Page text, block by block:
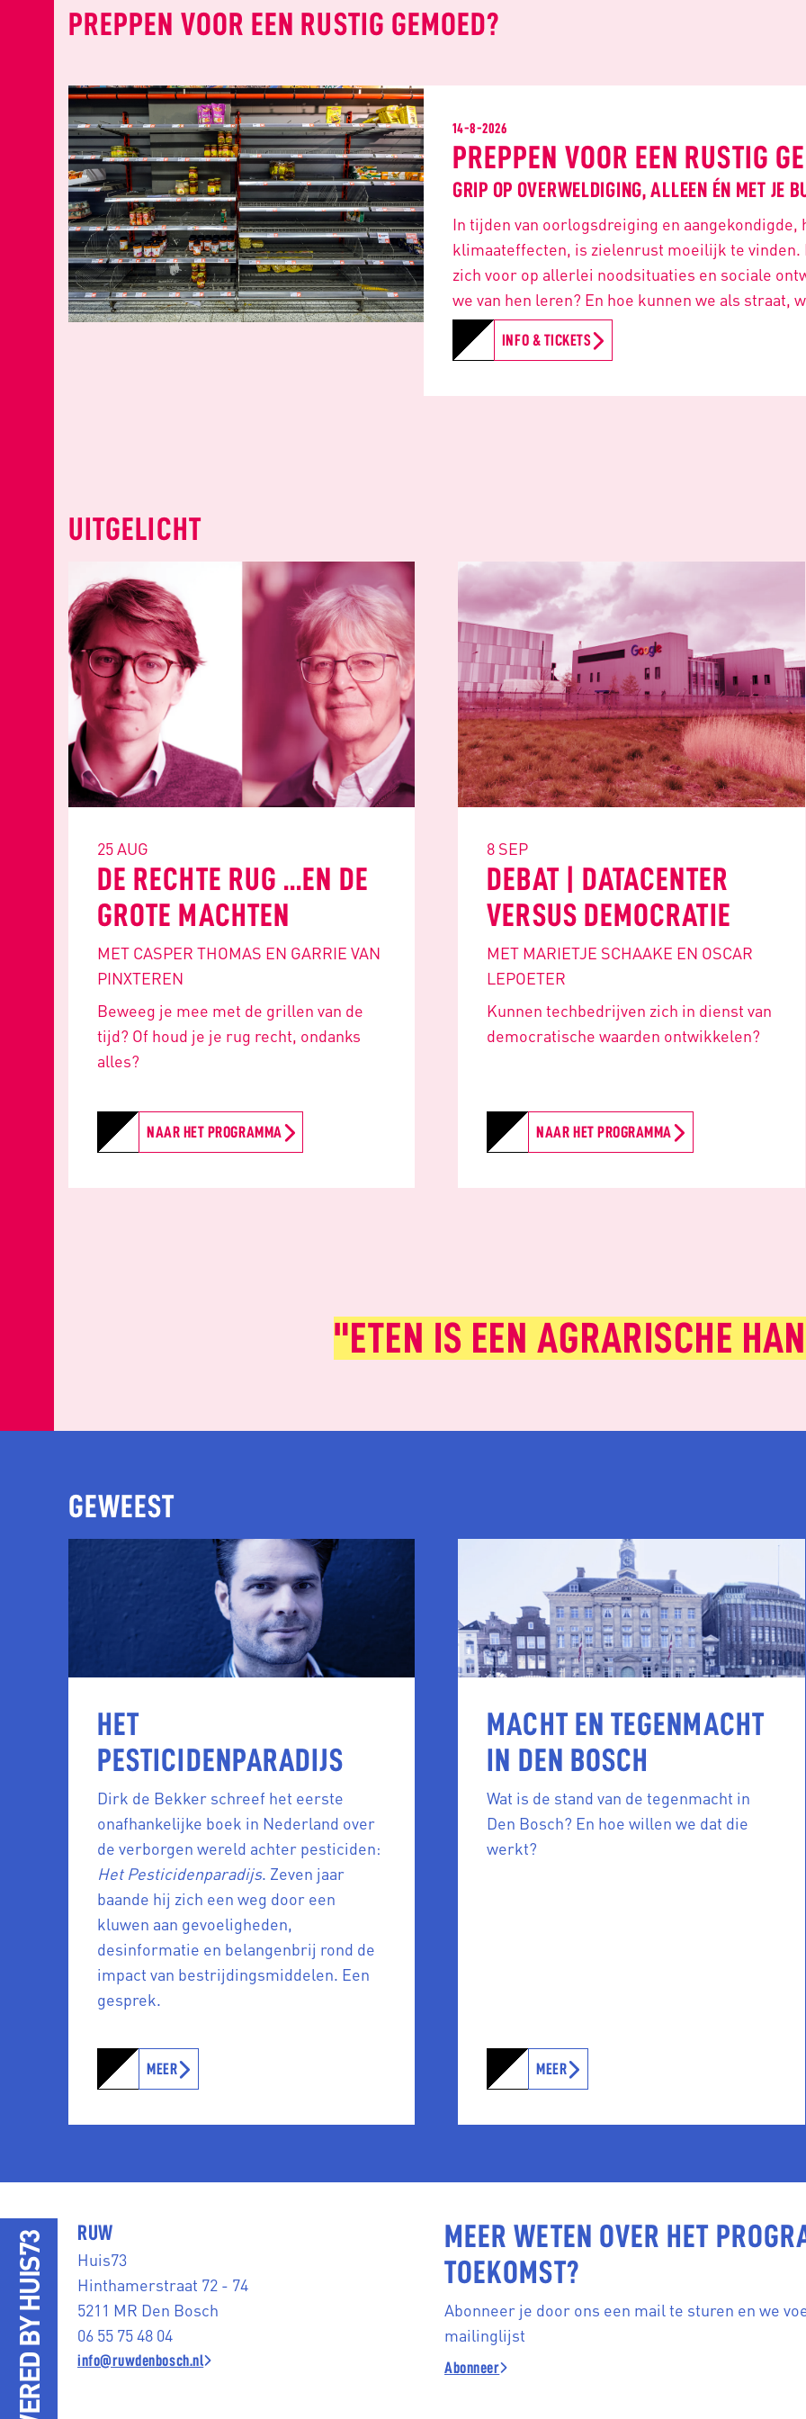
PREPPEN VOOR EEN RUSTIG GEMOED?
14-8-2026
PREPPEN VOOR EEN RUSTIG
GRIP OP OVERWELDIGING, ALLEEN ÉN MET JE
In tijden van oorlogsdreiging en aangekondigde,
klimaateffecten, is zielenrust moeilijk te vinden.
zich voor op allerlei noodsituaties en sociale
we van hen leren? En hoe kunnen we als straat,
INFO & TICKETS
UITGELICHT
25 AUG
DE RECHTE RUG ...EN DE
GROTE MACHTEN
MET CASPER THOMAS EN GARRIE VAN
PINXTEREN
Beweeg je mee met de grillen van de
tijd? Of houd je je rug recht, ondanks
alles?
NAAR HET PROGRAMMA
8 SEP
DEBAT | DATACENTER
VERSUS DEMOCRATIE
MET MARIETJE SCHAAKE EN OSCAR
LEPOETER
Kunnen techbedrijven zich in dienst van
democratische waarden ontwikkelen?
NAAR HET PROGRAMMA
"ETEN IS EEN AGRARISCHE
GEWEEST
HET
PESTICIDENPARADIJS
Dirk de Bekker schreef het eerste
onafhankelijke boek in Nederland over
de verborgen wereld achter pesticiden:
Het Pesticidenparadijs. Zeven jaar
baande hij zich een weg door een
kluwen aan gevoeligheden,
desinformatie en belangenbrij rond de
impact van bestrijdingsmiddelen. Een
gesprek.
MEER
MACHT EN TEGENMACHT
IN DEN BOSCH
Wat is de stand van de tegenmacht in
Den Bosch? En hoe willen we dat die
werkt?
MEER
POWERED BY HUIS73 RUW
Huis73
Hinthamerstraat 72 - 74
5211 MR Den Bosch
06 55 75 48 04
info@ruwdenbosch.nl
MEER WETEN OVER HET
TOEKOMST?
Abonneer je door ons een mail te sturen en we
mailinglijst
Abonneer